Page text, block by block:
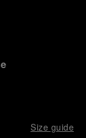
Size guide